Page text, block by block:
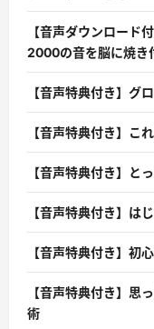
【音声ダウンロード
2000の音を脳に焼き
【音声特典付き】グ
【音声特典付き】こ
【音声特典付き】と
【音声特典付き】は
【音声特典付き】初
【音声特典付き】思
術